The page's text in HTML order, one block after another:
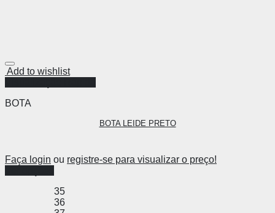
Add to wishlist
BOTA
BOTA LEIDE PRETO
Faça login ou registre-se para visualizar o preço!
35
36